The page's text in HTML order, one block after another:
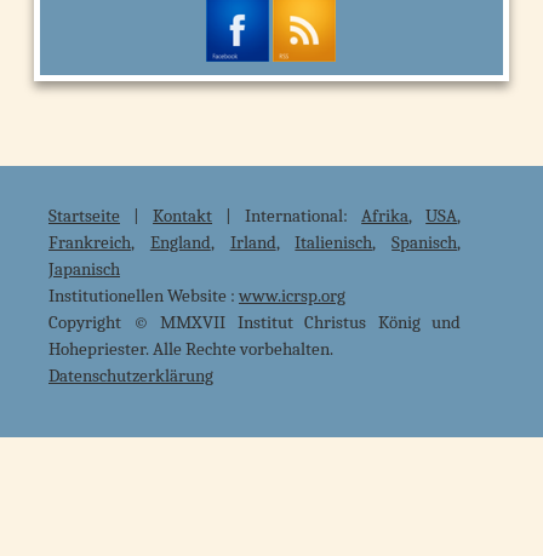
Startseite |Kontakt | International:Afrika,USA,
Frankreich, England, Irland,Italienisch,Spanisch,
Japanisch
Institutionellen Website : www.icrsp.org
Copyright © MMXVII Institut Christus König und
Hohepriester. Alle Rechte vorbehalten.
Datenschutzerklärung